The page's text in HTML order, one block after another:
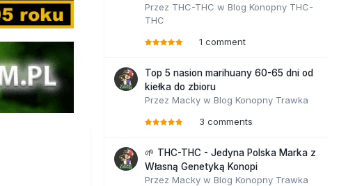
Przez THC-THC w Blog Konopny THC-
THC
1 comment
Top 5 nasion marihuany 60-65 dni od
kiełka do zbioru
Przez Macky w Blog Konopny Trawka
3 comments
🌱 THC-THC - Jedyna Polska Marka z
Własną Genetyką Konopi
Przez Macky w Blog Konopny Trawka